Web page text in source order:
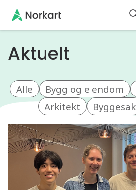
Aktuelt
Alle Bygg og eiendom
Arkitekt
Byggesak